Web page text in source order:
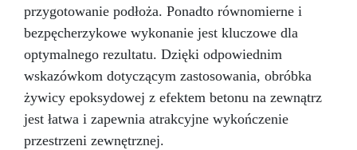
Odlewania przedmiotów i materiałów (monety,
kamienie, muszle, korki itp.) Meblarstwa i
stolarstwa (stoły drewno-żywiczne itp.) Dzieł
sztuki, podłóg i powłok ochronnych Impregnacji
włókna szklanego i węglowego (naprawy,
powłoki ochronne)
Przekształć swoje
pomysły w rzeczywistość – Rób rzemiosło z
Żywicą ICRYSTAL! Kup Teraz i Zanurz Się w
Świat Kreatywności!
przygotowanie podłoża. Ponadto równomierne i
bezpęcherzykowe wykonanie jest kluczowe dla
optymalnego rezultatu. Dzięki odpowiednim
wskazówkom dotyczącym zastosowania, obróbka
żywicy epoksydowej z efektem betonu na zewnątrz
jest łatwa i zapewnia atrakcyjne wykończenie
przestrzeni zewnętrznej.